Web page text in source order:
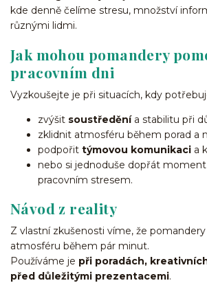
kde denně čelíme stresu, množství
různými lidmi.
Jak mohou pomandery
pracovním dni
Vyzkoušejte je při situacích, kdy
zvýšit soustředěnía stabilitu při
zklidnit atmosféru během porad a
podpořit týmovou komunikaci a
nebo si jednoduše dopřát
pracovním stresem.
Návod z reality
Z vlastní zkušenosti víme, že
atmosféru během pár minut.
Používáme je při poradách,
před důležitými prezentacemi.